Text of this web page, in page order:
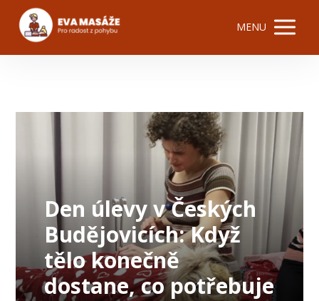
MENU
Den úlevy v Českých
Budějovicích: Když
tělo konečně
dostane, co potřebuje